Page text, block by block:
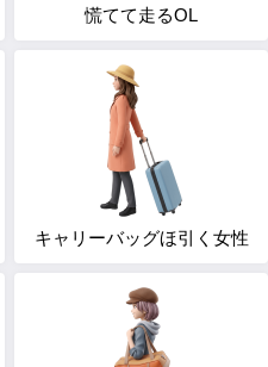
慌てて走るOL
キャリーバッグほ引く女性